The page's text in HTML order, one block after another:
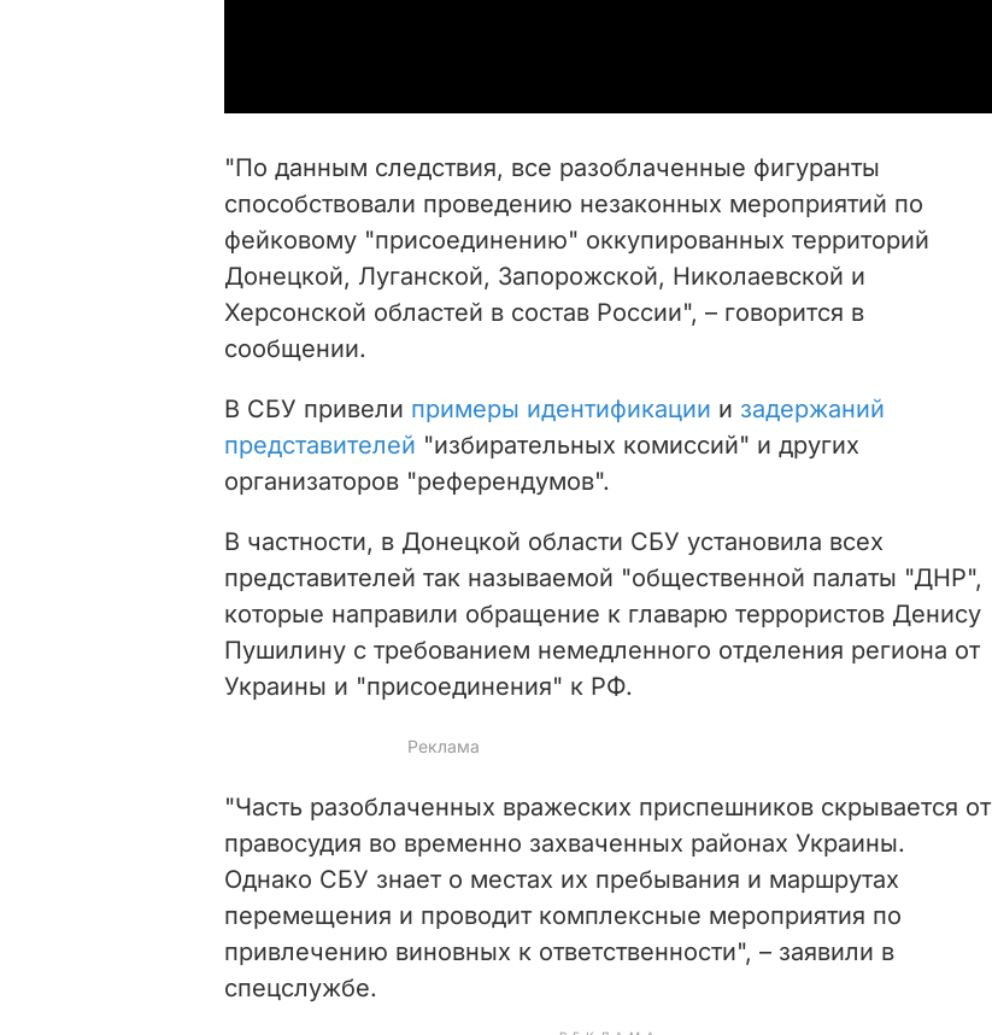
i
d
e
"По данным следствия, все разоблаченные фигуранты
способствовали проведению незаконных мероприятий по
фейковому "присоединению" оккупированных территорий
Донецкой, Луганской, Запорожской, Николаевской и
Херсонской областей в состав России", – говорится в
сообщении.
В СБУ привели примеры идентификации и задержаний
представителей "избирательных комиссий" и других
организаторов "референдумов".
В частности, в Донецкой области СБУ установила всех
представителей так называемой "общественной палаты "ДНР",
которые направили обращение к главарю террористов Денису
Пушилину с требованием немедленного отделения региона от
Украины и "присоединения" к РФ.
"Часть разоблаченных вражеских приспешников скрывается от
правосудия во временно захваченных районах Украины.
Однако СБУ знает о местах их пребывания и маршрутах
перемещения и проводит комплексные мероприятия по
привлечению виновных к ответственности", – заявили в
спецслужбе.